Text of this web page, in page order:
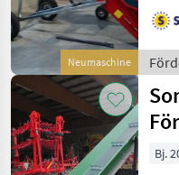
Neumaschine
von 4m,
und
/
Bj.